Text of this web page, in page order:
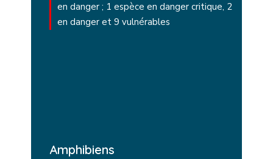
en danger ; 1 espèce en danger critique, 2
en danger et 9 vulnérables
Amphibiens